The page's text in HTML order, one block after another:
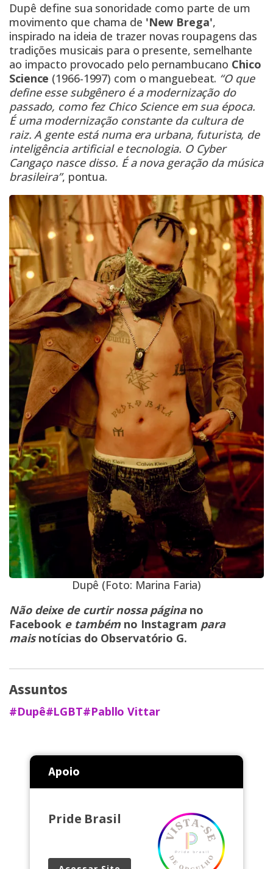
Dupê define sua sonoridade como parte de um
movimento que chama de 'New Brega',
inspirado na ideia de trazer novas roupagens das
tradições musicais para o presente, semelhante
ao impacto provocado pelo pernambucano Chico
Science (1966-1997) com o manguebeat. “O que
define esse subgênero é a modernização do
passado, como fez Chico Science em sua época.
É uma modernização constante da cultura de
raiz. A gente está numa era urbana, futurista, de
inteligência artificial e tecnologia. O Cyber
Cangaço nasce disso. É a nova geração da música
brasileira”, pontua.
Dupê (Foto: Marina Faria)
Não deixe de curtir nossa página no
Facebook e também no Instagram para
mais notícias do Observatório G.
Assuntos
#Dupê#LGBT#Pabllo Vittar
Apoio
Pride Brasil